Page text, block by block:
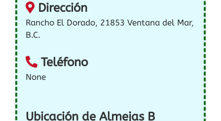
Dirección
Rancho El Dorado, 21853 Ventana del Mar,
B.C.
Teléfono
None
Ubicación de Almejas B